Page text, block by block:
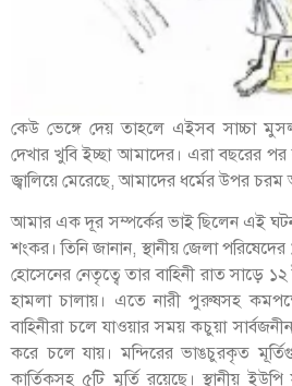
কেউ ভেঙ্গে দেয় তাহলে এইসব সাচ্চা
দেখার খুবি ইচ্ছা আমাদের। এরা বছরের
জ্বালিয়ে মেরেছে, আমাদের ধর্মের উপর চরম
আমার এক দূর সম্পর্কের ভাই ছিলেন এই
শংকর। তিনি জানান, স্থানীয় জেলা
হোসেনের নেতৃত্বে তার বাহিনী রাত সাড়ে
হামলা চালায়। এতে নারী পুরুষসহ
বাহিনীরা চলে যাওয়ার সময় কচুয়া
করে চলে যায়। মন্দিরের ভাঙচুরকৃত
কার্তিকসহ ৫টি মূর্তি রয়েছে। স্থানীয়